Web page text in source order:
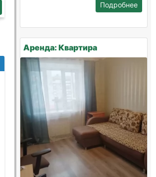
Подробнее
Аренда: Квартира